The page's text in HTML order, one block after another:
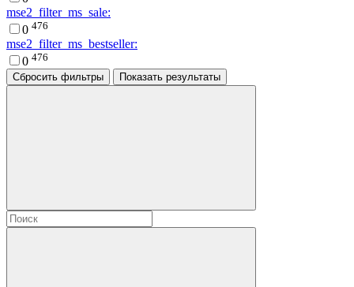
mse2_filter_ms_sale:
0 476
mse2_filter_ms_bestseller:
0 476
Сбросить фильтры
Показать результаты